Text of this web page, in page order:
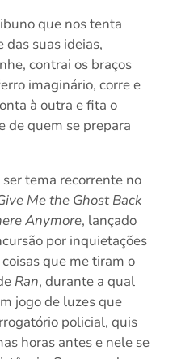
que nos tenta
suas ideias,
contrai os braços
imaginário, corre e
à outra e fita o
de quem se prepara
tema recorrente no
Me the Ghost Back
Anymore, lançado
por inquietações
que me tiram o
Ran, durante a qual
jogo de luzes que
policial, quis
horas antes e nele se